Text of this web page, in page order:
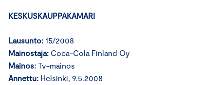
KESKUSKAUPPAKAMARI
Lausunto: 15/2008
Mainostaja: Coca-Cola Finland Oy
Mainos: Tv-mainos
Annettu: Helsinki, 9.5.2008